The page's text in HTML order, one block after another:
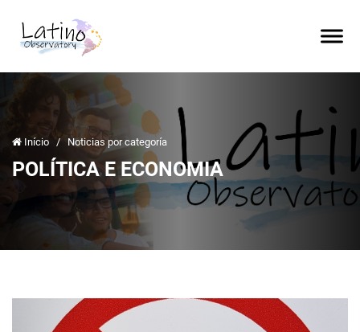
Início / Noticias por categoría
POLÍTICA E ECONOMIA